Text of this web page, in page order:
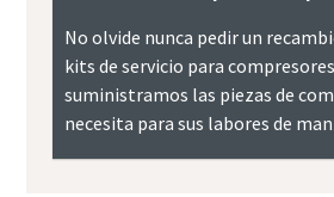
No olvide nunca pedir un
kits de servicio para
suministramos las piezas de
necesita para sus labores de